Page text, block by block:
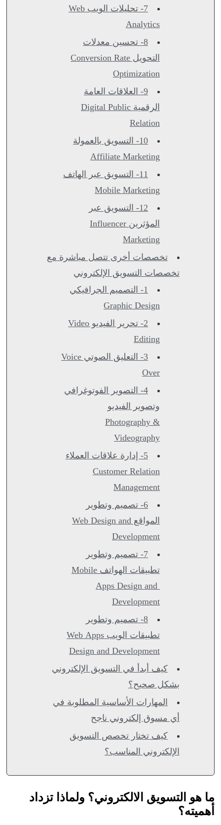
7- تحليلات الويب Web
Analytics
8- تحسين معدلات
التحويل Conversion Rate
Optimization
9- العلاقات العامة
الرقمية Digital Public
Relation
10- التسويق بالعمولة
Affiliate Marketing
11- التسويق عبر الهاتف
Mobile Marketing
12- التسويق عبر
المؤثرين Influencer
Marketing
تخصصات أخرى تتصل مباشرة مع
تخصصات التسويق الإلكتروني
1- التصميم الجرافيكي
Graphic Design
2- تحرير الفيديو Video
Editing
3- التعليق الصوتي Voice
Over
4- التصوير الفوتوغرافي
وتصوير الفيديو
Photography &
Videography
5- إدارة علاقات العملاء
Customer Relation
Management
6- تصميم وتطوير
المواقع Web Design and
Development
7- تصميم وتطوير
تطبيقات الهواتف Mobile
Apps Design and
Development
8- تصميم وتطوير
تطبيقات الويب Web Apps
Design and Development
كيف أبدأ في التسويق الإلكتروني
بشكل صحيح؟
المهارات الأساسية المطلوبة في
أي مسوق إلكتروني ناجح
كيف تختار تخصص التسويق
الإلكتروني المناسب؟
ما هو التسويق الالكتروني؟ ولماذا تزداد
أهميته؟